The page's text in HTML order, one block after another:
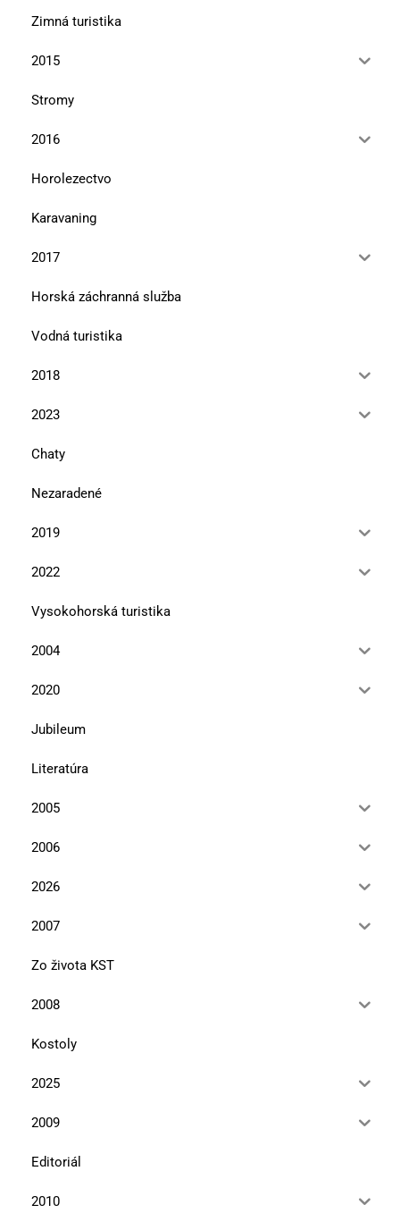
Zimná turistika
2015
Stromy
2016
Horolezectvo
Karavaning
2017
Horská záchranná služba
Vodná turistika
2018
2023
Chaty
Nezaradené
2019
2022
Vysokohorská turistika
2004
2020
Jubileum
Literatúra
2005
2006
2026
2007
Zo života KST
2008
Kostoly
2025
2009
Editoriál
2010